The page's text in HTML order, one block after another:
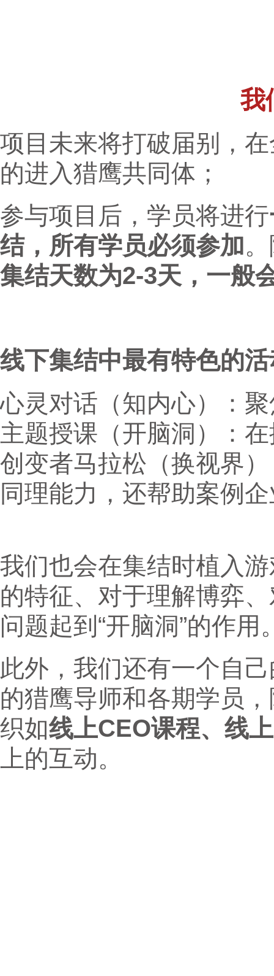
我
项目未来将打破届别，
的进入猎鹰共同体；
参与项目后，学员将进行
结，所有学员必须参加
集结天数为2-3天，一般
线下集结中最有特色的
心灵对话（知内心）：
主题授课（开脑洞）：
创变者马拉松（换视界
同理能力，还帮助案例
我们也会在集结时植入
的特征、对于理解博弈
问题起到“开脑洞”的作用
此外，我们还有一个自
的猎鹰导师和各期学员
织如线上CEO课程、线
上的互动。